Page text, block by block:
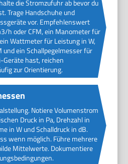
die Stromzufuhr ab bevor du
Trage Handschuhe und
vor. Empfehlenswert
h oder CFM, ein Manometer für
Wattmeter für Leistung in W,
und ein Schallpegelmesser für
Geräte hast, reichen
zur Orientierung.
Notiere Volumenstrom
Druck in Pa, Drehzahl in
in W und Schalldruck in dB.
wenn möglich. Führe mehrere
Mittelwerte. Dokumentiere